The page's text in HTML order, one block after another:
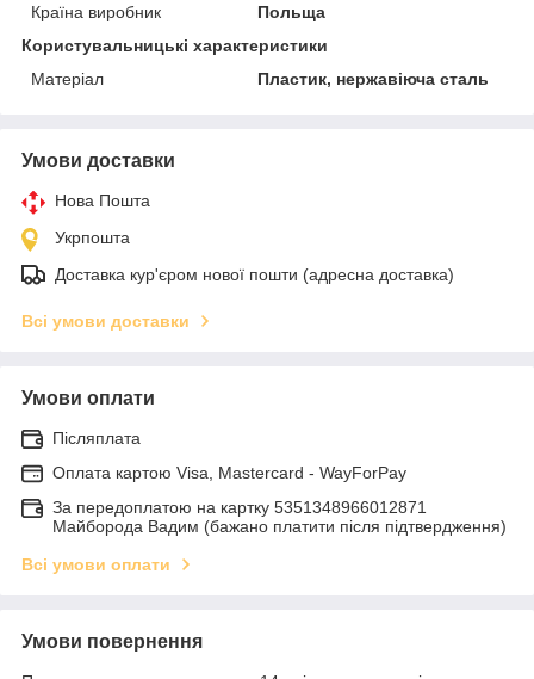
Країна виробник
Польща
Користувальницькі характеристики
Матеріал
Пластик, нержавіюча сталь
Умови доставки
Нова Пошта
Укрпошта
Доставка кур'єром нової пошти (адресна доставка)
Всі умови доставки
Умови оплати
Післяплата
Оплата картою Visa, Mastercard - WayForPay
За передоплатою на картку 5351348966012871
Майборода Вадим (бажано платити після підтвердження)
Всі умови оплати
Умови повернення